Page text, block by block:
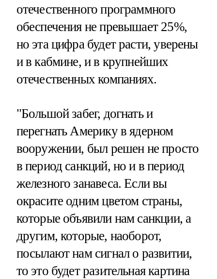
отечественного программного
обеспечения не превышает 25%,
но эта цифра будет расти, уверены
и в кабмине, и в крупнейших
отечественных компаниях.
"Большой забег, догнать и
перегнать Америку в ядерном
вооружении, был решен не просто
в период санкций, но и в период
железного занавеса. Если вы
окрасите одним цветом страны,
которые объявили нам санкции, а
другим, которые, наоборот,
посылают нам сигнал о развитии,
то это будет разительная картина